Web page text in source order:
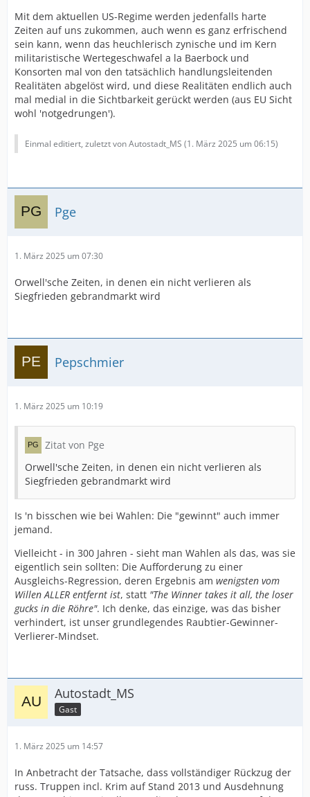
Mit dem aktuellen US-Regime werden jedenfalls harte
Zeiten auf uns zukommen, auch wenn es ganz erfrischend
sein kann, wenn das heuchlerisch zynische und im Kern
militaristische Wertegeschwafel a la Baerbock und
Konsorten mal von den tatsächlich handlungsleitenden
Realitäten abgelöst wird, und diese Realitäten endlich auch
mal medial in die Sichtbarkeit gerückt werden (aus EU Sicht
wohl 'notgedrungen').
Einmal editiert, zuletzt von Autostadt_MS (1. März 2025 um 06:15)
Pge
1. März 2025 um 07:30
Orwell'sche Zeiten, in denen ein nicht verlieren als
Siegfrieden gebrandmarkt wird
Pepschmier
1. März 2025 um 10:19
Zitat von Pge
Orwell'sche Zeiten, in denen ein nicht verlieren als
Siegfrieden gebrandmarkt wird
Is 'n bisschen wie bei Wahlen: Die "gewinnt" auch immer
jemand.
Vielleicht - in 300 Jahren - sieht man Wahlen als das, was sie
eigentlich sein sollten: Die Aufforderung zu einer
Ausgleichs-Regression, deren Ergebnis am wenigsten vom
Willen ALLER entfernt ist, statt "The Winner takes it all, the loser
gucks in die Röhre". Ich denke, das einzige, was das bisher
verhindert, ist unser grundlegendes Raubtier-Gewinner-
Verlierer-Mindset.
Autostadt_MS
Gast
1. März 2025 um 14:57
In Anbetracht der Tatsache, dass vollständiger Rückzug der
russ. Truppen incl. Krim auf Stand 2013 und Ausdehnung